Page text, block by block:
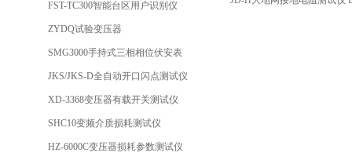
FST-TC300智能台区用户识别仪
ZYDQ试验变压器
SMG3000手持式三相相位伏安表
JKS/JKS-D全自动开口闪点测试仪
XD-3368变压器有载开关测试仪
SHC10变频介质损耗测试仪
HZ-6000C变压器损耗参数测试仪